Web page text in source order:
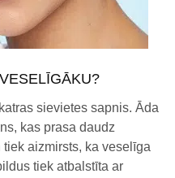
sievietes sapnis. Āda
kas prasa daudz
aizmirsts, ka veselīga
tiek atbalstīta ar